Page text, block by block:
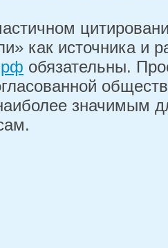
как источника и
обязательны.
значимым